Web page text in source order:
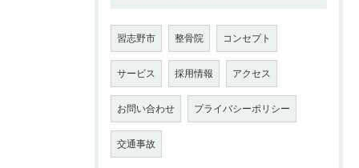
習志野市 整骨院 コンセプト
サービス 採用情報 アクセス
お問い合わせ プライバシーポリシー
交通事故